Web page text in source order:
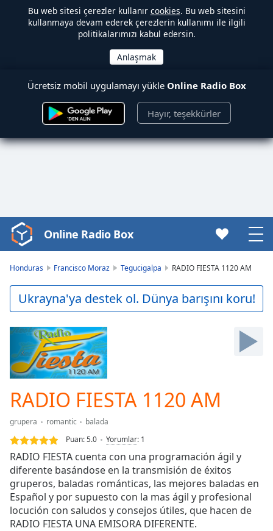
Bu web sitesi çerezler kullanır cookies. Bu web sitesini
kullanmaya devam ederek çerezlerin kullanımı ile ilgili
politikalarımızı kabul edersin.
Ücretsiz mobil uygulamayı yükle Online Radio Box
Hayır, teşekkürler
Video
Player
Play
Video
Skip
Backward
Skip
Forward
Mute
Current
Time0:00
Duration
Loaded:
0.00%
Stream
TypeLIVE
Seek to
live,
currently
behind
Online Radio Box
Honduras Francisco Moraz Tegucigalpa RADIO FIESTA 1120 AM
Ukrayna'ya destek ol. Dünya barışını koru!
RADIO FIESTA 1120 AM
grupera romantic
balada
Puan:5.0 Yorumlar: 1
RADIO FIESTA cuenta con una programación ágil y
diferente basándose en la transmisión de éxitos
gruperos, baladas románticas, las mejores baladas en
Español y por supuesto con la mas ágil y profesional
locución con saludos y consejos útiles, que hacen de
RADIO FIESTA UNA EMISORA DIFERENTE.